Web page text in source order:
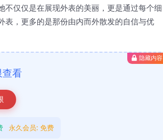
仅仅是在展现外表的美丽，更是通过每个细
表，更多的是那份由内而外散发的自信与优
隐藏内容
看
永久会员: 免费